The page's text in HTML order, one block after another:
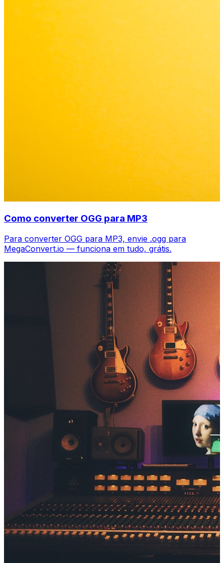
Como converter OGG para MP3
Para converter OGG para MP3, envie .ogg para
MegaConvert.io — funciona em tudo, grátis.